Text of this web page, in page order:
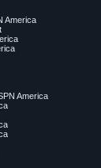
America
America